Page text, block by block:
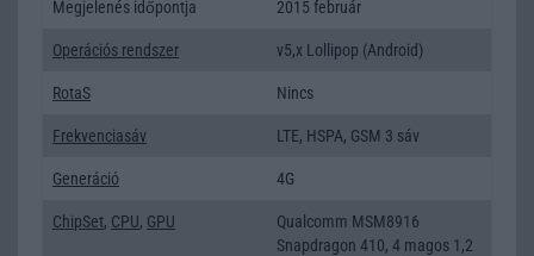
Megjelenés időpontja 2015 február
Operációs rendszer v5,x Lollipop (Android)
RotaS Nincs
Frekvenciasáv LTE, HSPA, GSM 3 sáv
Generáció 4G
ChipSet, CPU, GPU
Qualcomm MSM8916
Snapdragon 410, 4 magos 1,2